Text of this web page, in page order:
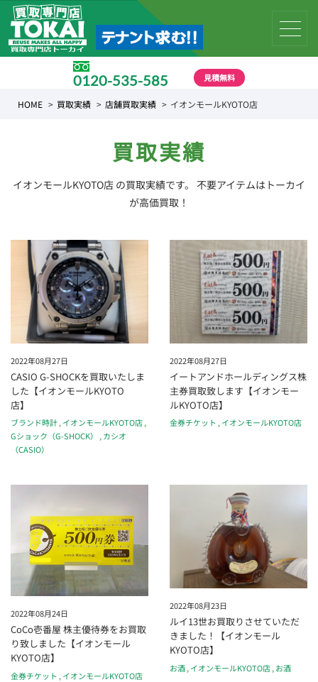
0120-535-585 見積無料
HOME 買取実績 店舗買取実績 イオンモールKYOTO店
買取実績
イオンモールKYOTO店 の買取実績です。 不要アイテムはトーカイ
が高価買取！
2022年08月27日
CASIO G-SHOCKを買取いたしま
した【イオンモールKYOTO
店】
ブランド時計,イオンモールKYOTO店,
Gショック（G-SHOCK）
,カシオ
（CASIO）
2022年08月27日
イートアンドホールディングス株
主券買取致します【イオンモー
ルKYOTO店】
金券チケット ,イオンモールKYOTO店
2022年08月24日
CoCo壱番屋 株主優待券をお買取
り致しました【イオンモール
KYOTO店】
金券チケット , イオンモールKYOTO店
2022年08月23日
ルイ13世お買取りさせていただ
きました！【イオンモール
KYOTO店】
お酒, イオンモールKYOTO店, お酒